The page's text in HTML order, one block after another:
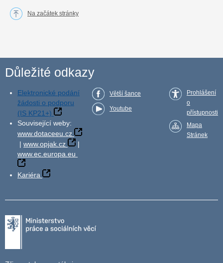
Na začátek stránky
Důležité odkazy
Elektronické podání
žádosti o podporu
(IS KP21+)
Související weby:
www.dotaceeu.cz
| www.opjak.cz
|
www.ec.europa.eu
Kariéra
Větší šance
Youtube
Prohlášení
o
přístupnosti
Mapa
Stránek